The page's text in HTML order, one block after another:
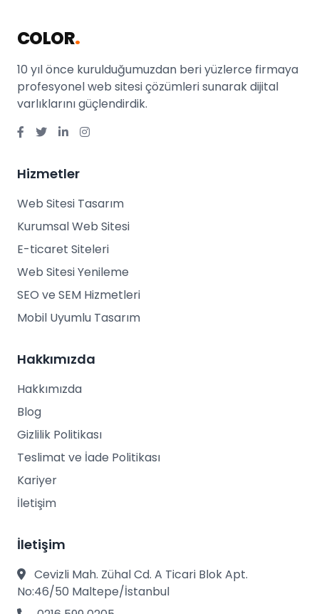
COLOR.
10 yıl önce kurulduğumuzdan beri yüzlerce firmaya
profesyonel web sitesi çözümleri sunarak dijital
varlıklarını güçlendirdik.
Hizmetler
Web Sitesi Tasarım
Kurumsal Web Sitesi
E-ticaret Siteleri
Web Sitesi Yenileme
SEO ve SEM Hizmetleri
Mobil Uyumlu Tasarım
Hakkımızda
Hakkımızda
Blog
Gizlilik Politikası
Teslimat ve İade Politikası
Kariyer
İletişim
İletişim
Cevizli Mah. Zühal Cd. A Ticari Blok Apt.
No:46/50 Maltepe/İstanbul